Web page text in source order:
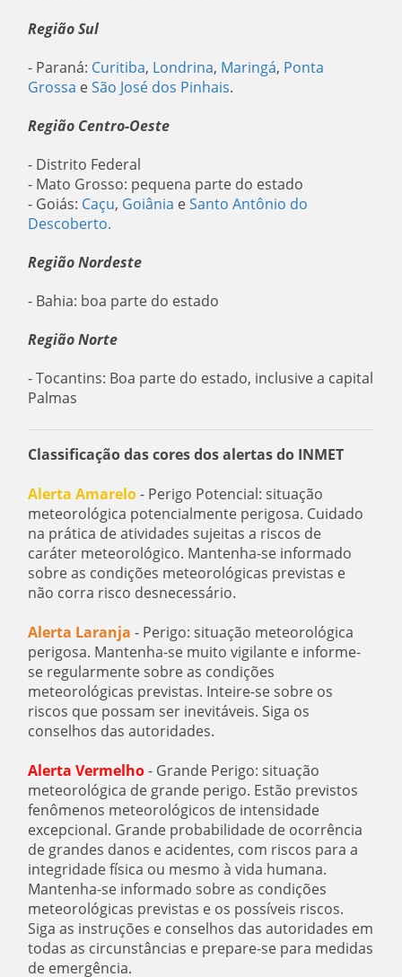
Região Sul
- Paraná: Curitiba, Londrina, Maringá, Ponta
Grossa eSão José dos Pinhais.
Região Centro-Oeste
- Distrito Federal
- Mato Grosso: pequena parte do estado
- Goiás: Caçu, Goiânia eSanto Antônio do
Descoberto.
Região Nordeste
- Bahia: boa parte do estado
Região Norte
- Tocantins: Boa parte do estado, inclusive a capital
Palmas
Classificação das cores dos alertas do INMET
Alerta Amarelo- Perigo Potencial: situação
meteorológica potencialmente perigosa. Cuidado
na prática de atividades sujeitas a riscos de
caráter meteorológico. Mantenha-se informado
sobre as condições meteorológicas previstas e
não corra risco desnecessário.
Alerta Laranja - Perigo: situação meteorológica
perigosa. Mantenha-se muito vigilante e informe-
se regularmente sobre as condições
meteorológicas previstas. Inteire-se sobre os
riscos que possam ser inevitáveis. Siga os
conselhos das autoridades.
Alerta Vermelho- Grande Perigo: situação
meteorológica de grande perigo. Estão previstos
fenômenos meteorológicos de intensidade
excepcional. Grande probabilidade de ocorrência
de grandes danos e acidentes, com riscos para a
integridade física ou mesmo à vida humana.
Mantenha-se informado sobre as condições
meteorológicas previstas e os possíveis riscos.
Siga as instruções e conselhos das autoridades em
todas as circunstâncias e prepare-se para medidas
de emergência.